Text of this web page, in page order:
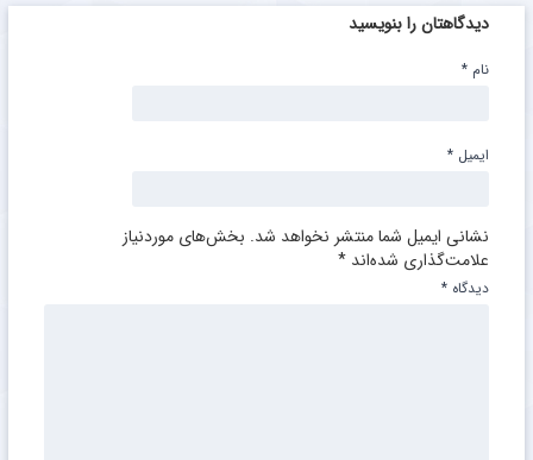
دیدگاهتان را بنویسید
نشانی ایمیل شما منتشر نخواهد شد. بخش‌های موردنیاز
علامت‌گذاری شده‌اند *
دیدگاه *
نام *
ایمیل *